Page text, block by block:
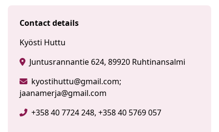
Contact details
Kyösti Huttu
Juntusrannantie 624, 89920 Ruhtinansalmi
kyostihuttu@gmail.com;
jaanamerja@gmail.com
+358 40 7724 248, +358 40 5769 057